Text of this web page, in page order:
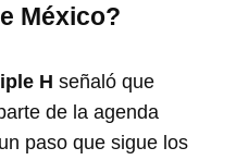
México?
H señaló que
de la agenda
paso que sigue los